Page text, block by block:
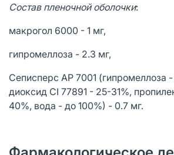
Состав пленочной оболочки:
макрогол 6000 - 1 мг,
гипромеллоза - 2.3 мг,
Сеписперс АР 7001 (гипромеллоза
диоксид CI 77891 - 25-31%,
40%, вода - до 100%) - 0.7 мг.